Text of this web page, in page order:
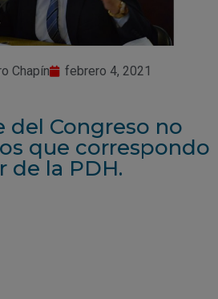
Chapín
febrero 4, 2021
del Congreso no
que correspondo
de la PDH.